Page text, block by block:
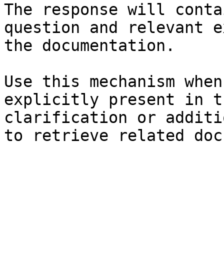
The response will
question and relevant
the documentation.
Use this mechanism
explicitly present in
clarification or